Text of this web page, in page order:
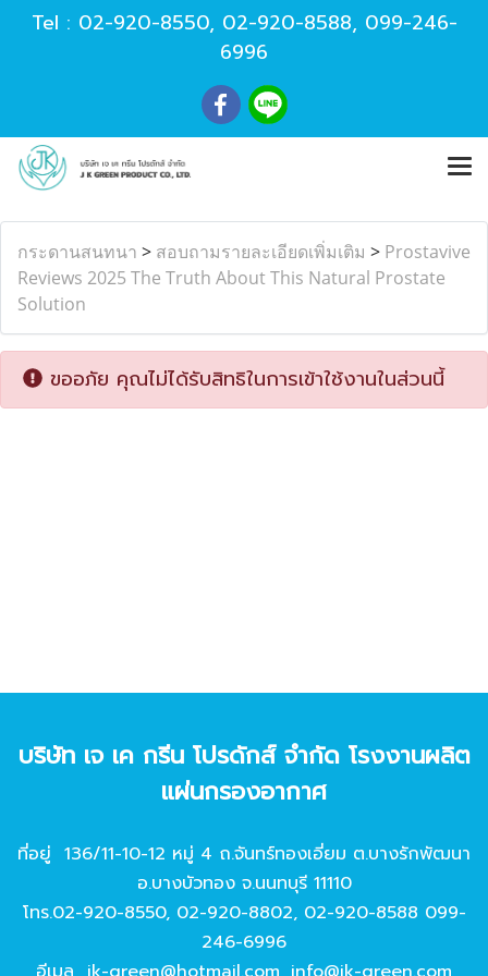
Tel : 02-920-8550, 02-920-8588, 099-246-
6996
กระดานสนทนา > สอบถามรายละเอียดเพิ่มเติม > Prostavive
Reviews 2025 The Truth About This Natural Prostate
Solution
ขออภัย คุณไม่ได้รับสิทธิในการเข้าใช้งานในส่วนนี้
บริษัท เจ เค กรีน โปรดักส์ จํากัด โรงงานผลิต
แผ่นกรองอากาศ
ที่อยู่ 136/11-10-12 หมู่ 4 ถ.จันทร์ทองเอี่ยม ต.บางรักพัฒนา
อ.บางบัวทอง จ.นนทบุรี 11110
โทร.02-920-8550, 02-920-8802, 02-920-8588 099-
246-6996